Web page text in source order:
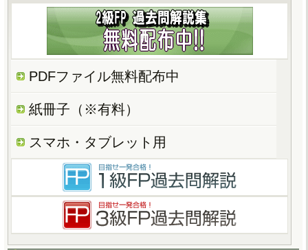
PDFファイル無料配布中
紙冊子（※有料）
スマホ・タブレット用